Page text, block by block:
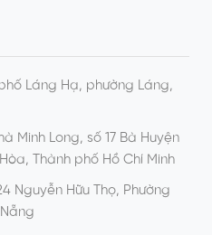
Láng Hạ, phường Láng,
Minh Long, số 17 Bà Huyện
Thành phố Hồ Chí Minh
Nguyễn Hữu Thọ, Phường